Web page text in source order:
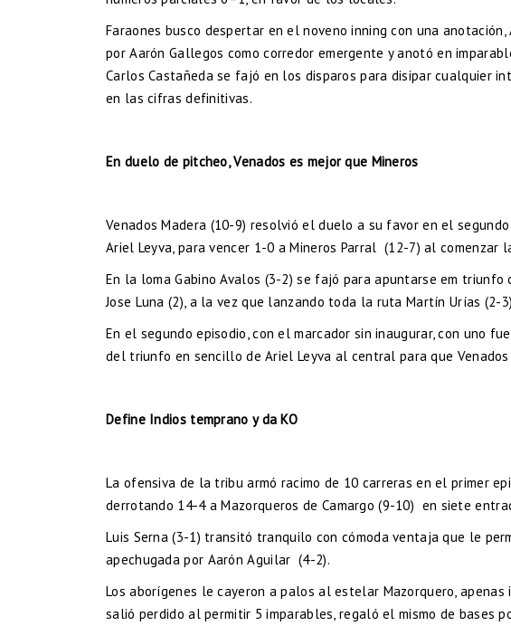
Faraones busco despertar en el noveno inning con una
por Aarón Gallegos como corredor emergente y anotó en
Carlos Castañeda se fajó en los disparos para disipar cualquier
en las cifras definitivas.
En duelo de pitcheo, Venados es mejor que Mineros
Venados Madera (10-9) resolvió el duelo a su favor en el
Ariel Leyva, para vencer 1-0 a Mineros Parral (12-7) al comenzar
En la loma Gabino Avalos (3-2) se fajó para apuntarse em
Jose Luna (2), a la vez que lanzando toda la ruta Martín Urías (2-
En el segundo episodio, con el marcador sin inaugurar, con uno
del triunfo en sencillo de Ariel Leyva al central para que
Define Indios temprano y da KO
La ofensiva de la tribu armó racimo de 10 carreras en el primer
derrotando 14-4 a Mazorqueros de Camargo (9-10) en siete
Luis Serna (3-1) transitó tranquilo con cómoda ventaja que le
apechugada por Aarón Aguilar (4-2).
Los aborígenes le cayeron a palos al estelar Mazorquero,
salió perdido al permitir 5 imparables, regaló el mismo de bases